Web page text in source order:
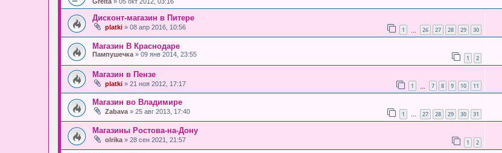
Greita» 05 окт 2012, 03:16
Дисконт-магазин в Питере
platki » 08 апр 2016, 10:56 1 26 27 28 29 30
Магазин В Краснодаре
Пампушечка » 09 янв 2014, 23:55 1 2
Магазин в Пензе
platki » 21 ноя 2012, 17:17 1 7 8 9 10 11
Магазин во Владимире
Zabava » 25 авг 2013, 17:40 1 … 27 28 29 30 31
Магазины Ростова-на-Дону
olrika » 28 сен 2021, 21:57 1 2